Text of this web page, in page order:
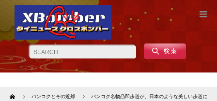
Home バンコクとその近郊
バンコク名物凸凹歩道が、日本のような美しい歩道に